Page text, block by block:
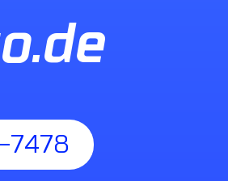
7478